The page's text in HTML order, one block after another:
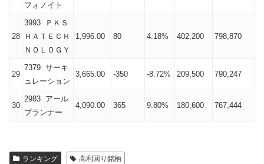
フォノイト
28
3993 ＰＫＳ
ＨＡＴＥＣＨ
ＮＯＬＯＧＹ
1,996.00 80 4.18% 402,200 798,870
29
7379 サーキ
ュレーション
3,665.00 -350 -8.72% 209,500 790,247
30
2983 アール
プランナー
4,090.00 365 9.80% 180,600 767,444
ランキング 高利回り銘柄